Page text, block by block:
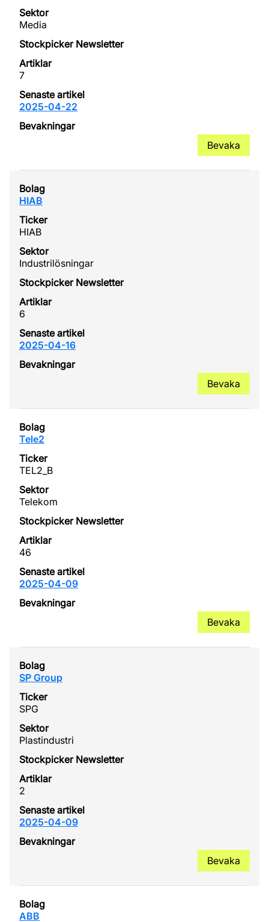
Media
7
2025-04-22
Bevaka
HIAB
HIAB
Industrilösningar
6
2025-04-16
Bevaka
Tele2
TEL2_B
Telekom
46
2025-04-09
Bevaka
SP Group
SPG
Plastindustri
2
2025-04-09
Bevaka
ABB